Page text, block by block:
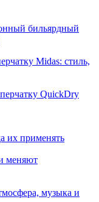
бильярдный
Midas: стиль,
QuickDry
их применять
меняют
музыка и